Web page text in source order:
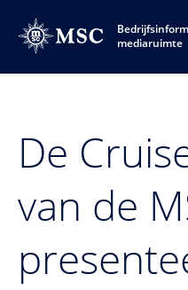
mediaruimte
De
van de